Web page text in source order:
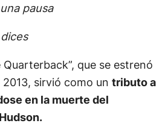
pausa
Quarterback”, que se estrenó
sirvió como un tributo a
en la muerte del